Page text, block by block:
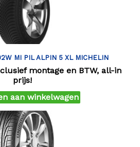
MI PIL ALPIN 5 XL MICHELIN
montage en BTW, all-in
prijs!
aan winkelwagen